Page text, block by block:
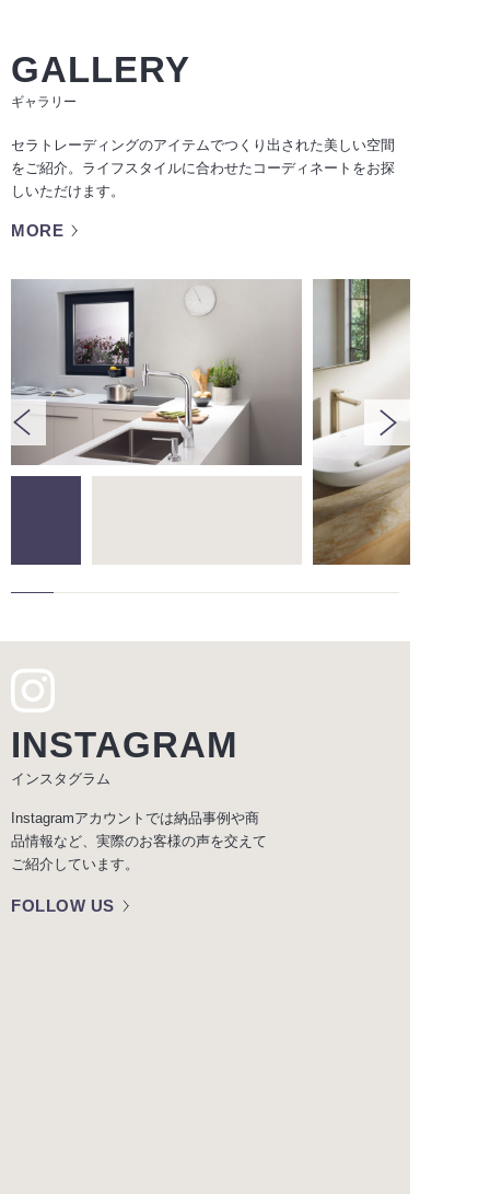
GALLERY
ギャラリー
セラトレーディングのアイテムでつくり出された美しい空間
をご紹介。ライフスタイルに合わせたコーディネートをお探
しいただけます。
MORE
INSTAGRAM
インスタグラム
Instagramアカウントでは納品事例や商
品情報など、実際のお客様の声を交えて
ご紹介しています。
FOLLOW US